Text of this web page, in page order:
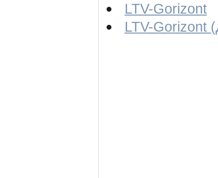
LTV-Gorizont
LTV-Gorizont